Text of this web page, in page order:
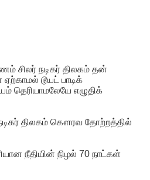
சிலர் நடிகர் திலகம் தன்
டூயட் பாடிக்
தெரியாமலேயே எழுதிக்
நடிகர் திலகம் கௌரவ தோற்றத்தில்
நீதியின் நிழல் 70 நாட்கள்